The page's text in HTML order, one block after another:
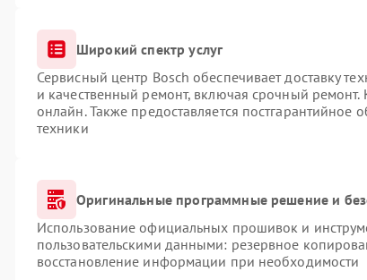
Широкий спектр услуг
Сервисный центр Bosch обеспечивает доставку
и качественный ремонт, включая срочный ремонт.
онлайн. Также предоставляется
техники
Оригинальные программные решение и
Использование официальных прошивок и
пользовательскими данными: резервное
восстановление информации при необходимости